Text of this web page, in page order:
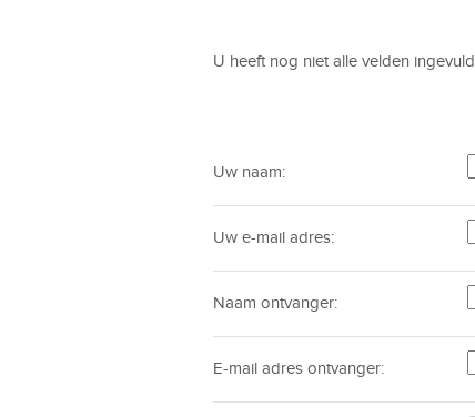
U heeft nog niet alle velden ingevuld.
Uw naam:
Uw e-mail adres:
Naam ontvanger:
E-mail adres ontvanger: